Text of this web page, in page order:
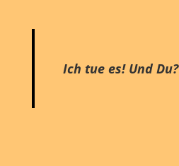
Ich tue es! Und Du?